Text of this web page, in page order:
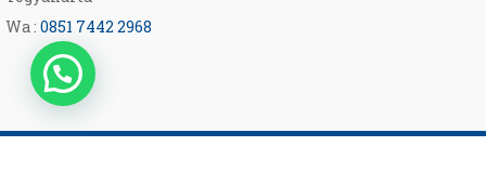
Wa : 0851 7442 2968